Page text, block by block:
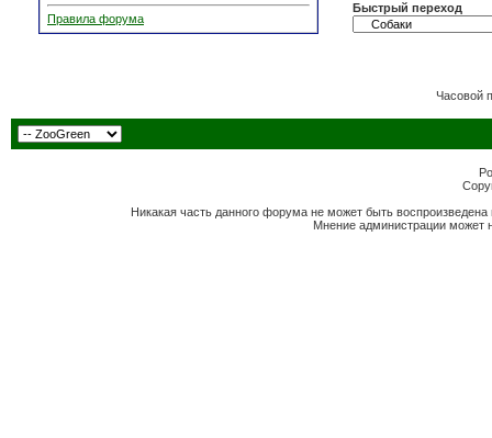
Правила форума
Быстрый переход
Часовой
Никакая часть данного форума не может быть
Мнение администрации может